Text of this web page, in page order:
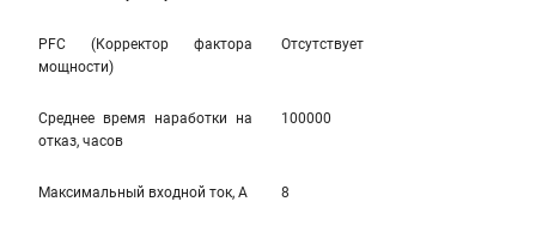
PFC (Корректор фактора
мощности)
Отсутствует
Среднее время наработки на
отказ, часов
100000
Максимальный входной ток, А 8